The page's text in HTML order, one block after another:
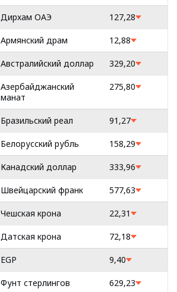
Дирхам ОАЭ 127,28
Армянский драм 12,88
Австралийский доллар 329,20
Азербайджанский
манат
275,80
Бразильский реал 91,27
Белорусский рубль 158,29
Канадский доллар 333,96
Швейцарский франк 577,63
Чешская крона 22,31
Датская крона 72,18
EGP 9,40
Фунт стерлингов 629,23